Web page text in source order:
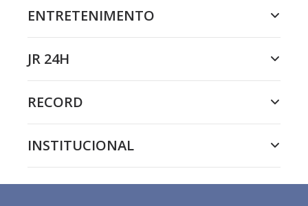
ENTRETENIMENTO
JR 24H
RECORD
INSTITUCIONAL